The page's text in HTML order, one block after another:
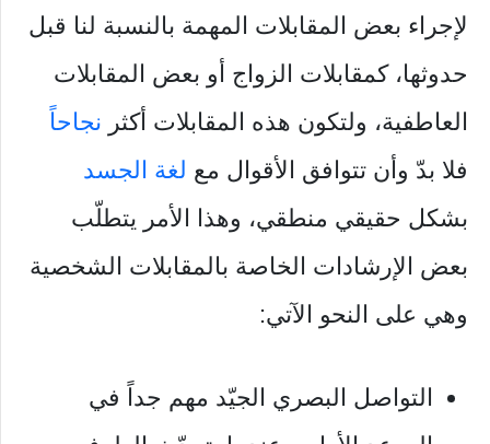
لإجراء بعض المقابلات المهمة بالنسبة لنا قبل
حدوثها، كمقابلات الزواج أو بعض المقابلات
العاطفية، ولتكون هذه المقابلات أكثر نجاحاً
فلا بدّ وأن تتوافق الأقوال مع لغة الجسد
بشكل حقيقي منطقي، وهذا الأمر يتطلّب
بعض الإرشادات الخاصة بالمقابلات الشخصية
وهي على النحو الآتي:
التواصل البصري الجيّد مهم جداً في